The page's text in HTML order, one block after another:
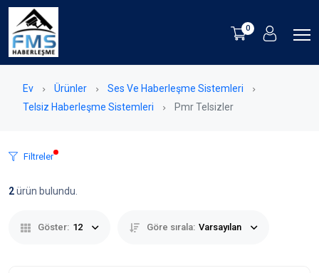
0
Ev Ürünler
Ses Ve Haberleşme Sistemleri
Telsiz Haberleşme Sistemleri
Pmr Telsizler
Filtreler
2ürün bulundu.
Göster: 12 Göre sırala: Varsayılan